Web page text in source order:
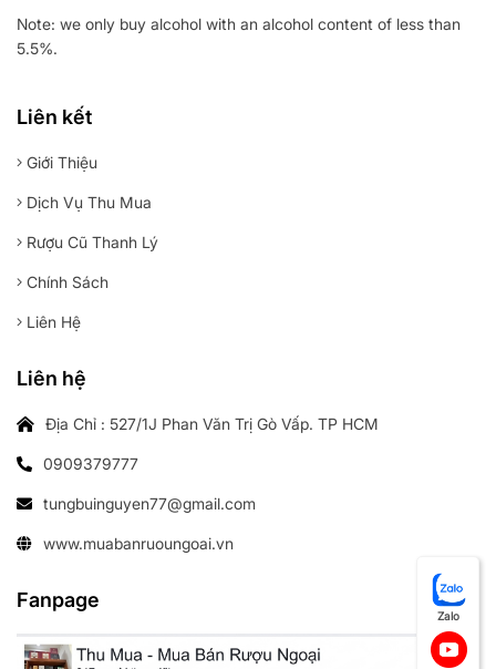
Note: we only buy alcohol with an alcohol content of less than
5.5%.
Liên kết
Giới Thiệu
Dịch Vụ Thu Mua
Rượu Cũ Thanh Lý
Chính Sách
Liên Hệ
Liên hệ
Địa Chỉ : 527/1J Phan Văn Trị Gò Vấp. TP HCM
0909379777
tungbuinguyen77@gmail.com
www.muabanruoungoai.vn
Fanpage
Zalo